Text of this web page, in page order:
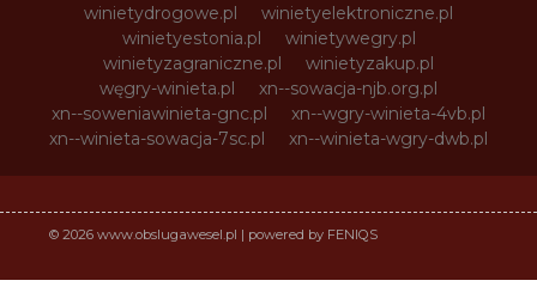
winietydrogowe.pl
winietyelektroniczne.pl
winietyestonia.pl
winietywegry.pl
winietyzagraniczne.pl
winietyzakup.pl
węgry-winieta.pl
xn--sowacja-njb.org.pl
xn--soweniawinieta-gnc.pl
xn--wgry-winieta-4vb.pl
xn--winieta-sowacja-7sc.pl
xn--winieta-wgry-dwb.pl
© 2026 www.obslugawesel.pl | powered by FENIQS